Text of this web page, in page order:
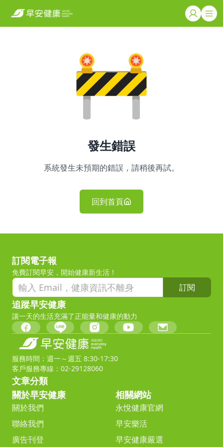
發生錯誤
系統發生未預期的錯誤，請稍後再試。
回到首頁
訂閱電子報
免費訂閱早安，開始健康新生活！
訂閱
追蹤早安健康
讓一天的生活充滿了正能量和健康的動力
服務時間：週一～週五 8:30-17:30
客戶服務專線：02-29128060
文章分類
關於早安健康
關於我們
聯絡我們
廣告刊登
相關網站
永悅健康官網
早安樂活
早安健康嚴選